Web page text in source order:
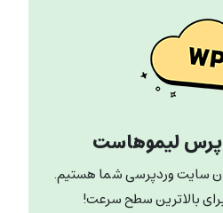
لیموهاست
سایت وردپرسی شما هستیم.
بالاترین سطح سرعت!